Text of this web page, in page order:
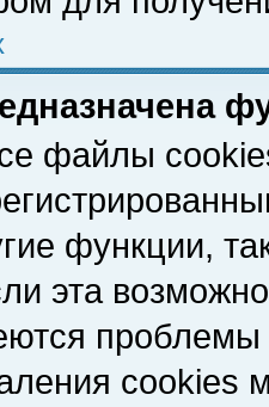
файлы
функции,
эта
cookies